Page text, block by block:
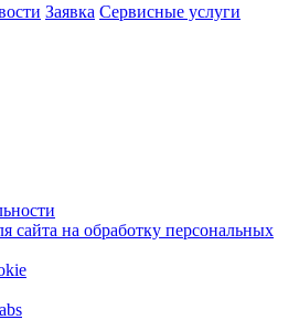
Заявка Сервисные услуги
на обработку персональных